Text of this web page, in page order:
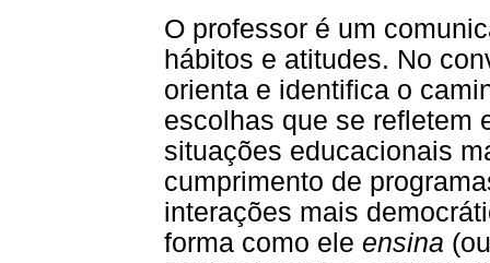
O professor é um
hábitos e atitudes. No
orienta e identifica o
escolhas que se refletem
situações educacionais
cumprimento de
interações mais
forma como ele ensina